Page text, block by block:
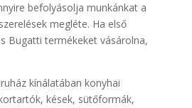
befolyásolja munkánkat a
megléte. Ha első
Bugatti termékeket vásárolna,
kínálatában konyhai
kések, sütőformák,